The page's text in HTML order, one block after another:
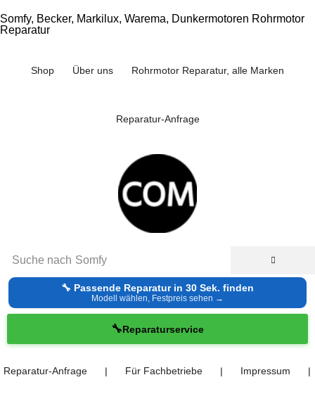
Somfy, Becker, Markilux, Warema, Dunkermotoren Rohrmotor
Reparatur
Shop Über uns Rohrmotor Reparatur, alle Marken
Reparatur-Anfrage
Suche nach Somfy
🔧 Passende Reparatur in 30 Sek. finden
Modell wählen, Festpreis sehen →
🔧Reparaturservice
Reparatur-Anfrage ❘ Für Fachbetriebe ❘ Impressum ❘